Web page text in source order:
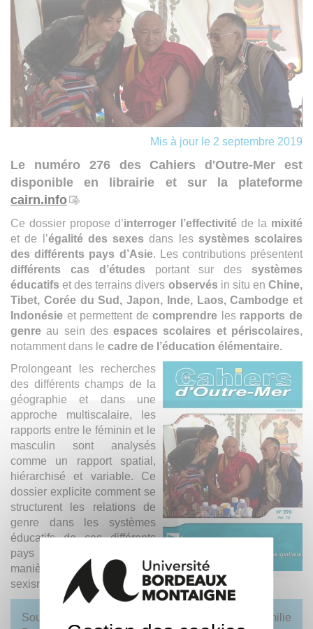
Mis à jour le 2 septembre 2019
Le numéro 276 des Cahiers d'Outre-Mer est
disponible en librairie et sur la plateforme
cairn.info
Ce dossier propose d’interroger l’effectivité de la mixité
et de l’égalité des sexes dans les systèmes scolaires
des différents pays d’Asie. Les contributions présentent
différents cas d’études portant sur des systèmes
éducatifs et des terrains divers observés in situ enChine,
Tibet, Corée du Sud, Japon, Inde, Laos, Cambodge et
Indonésie et permettent decomprendre les rapports de
genre au sein desespaces scolaires et périscolaires,
notamment dans le cadre de l’éducation élémentaire.
Prolongeant les recherches
des différents champs de la
géographie et dans une
approche multiscalaire, les
rapports entre le féminin et le
masculin sont analysés
comme un rapport spatial,
hiérarchisé et variable. Ce
dossier explicite comment se
structurent les relations de
genre dans les systèmes
éducatifs de ces différents
pays d’Asie et de quelle
manière peut persister un
sexisme scolaire.
Sous la direction d'Aline Henninger et d'Émilie